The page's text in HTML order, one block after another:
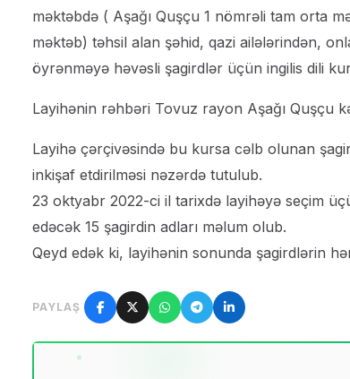
məktəbdə ( Aşağı Quşçu 1 nömrəli tam orta
məktəb) təhsil alan şəhid, qazi ailələrindən,
öyrənməyə həvəsli şagirdlər üçün ingilis dili
Layihənin rəhbəri Tovuz rayon Aşağı Quşçu
Layihə çərçivəsində bu kursa cəlb olunan
inkişaf etdirilməsi nəzərdə tutulub.
23 oktyabr 2022-ci il tarixdə layihəyə seçim
edəcək 15 şagirdin adları məlum olub.
Qeyd edək ki, layihənin sonunda şagirdlərin
PAYLAŞ